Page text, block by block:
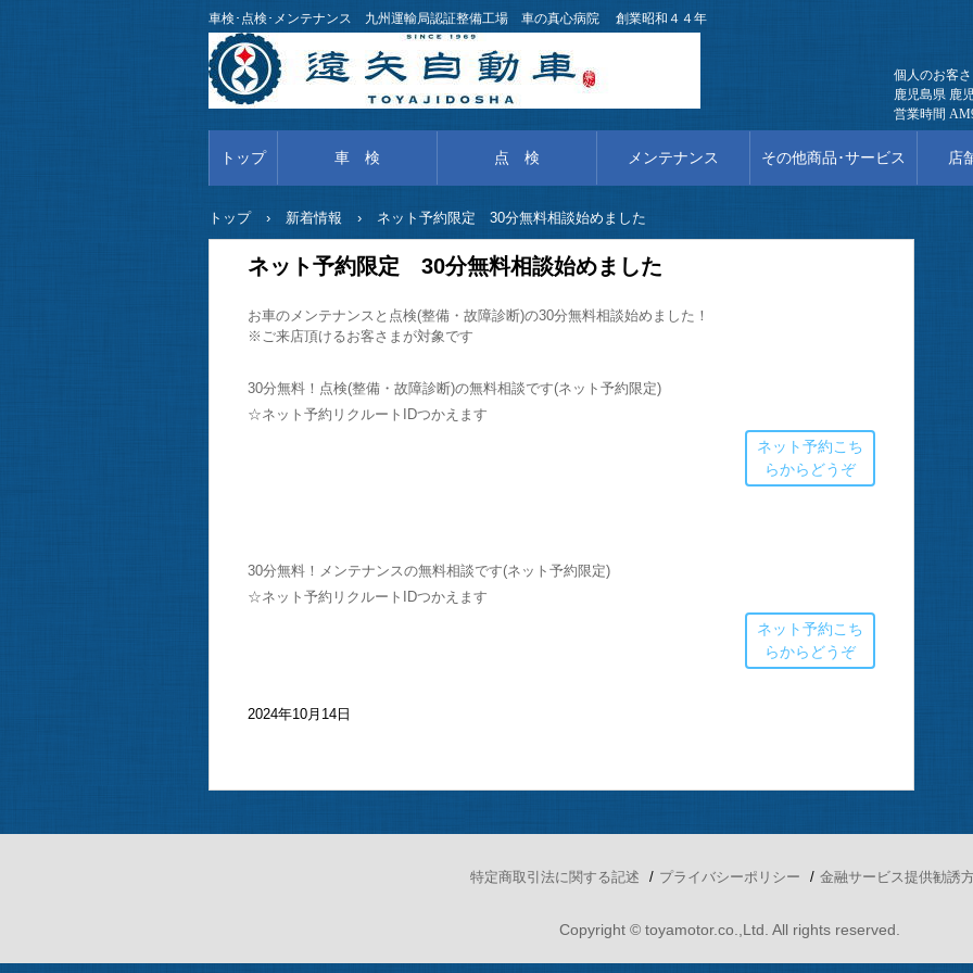
車検･点検･メンテナンス 九州運輸局認証整備工場 車の真心病院 創業昭和４４年
個人のお客
鹿児島県 鹿
営業時間
トップ 車 検 点 検 メンテナンス その他商品･サービス 店
トップ › 新着情報 › ネット予約限定 30分無料相談始めました
ネット予約限定 30分無料相談始めました
お車のメンテナンスと点検(整備・故障診断)の30分無料相談始めました！
※ご来店頂けるお客さまが対象です
30分無料！点検(整備・故障診断)の無料相談です(ネット予約限定)
☆ネット予約リクルートIDつかえます
ネット予約こち
らからどうぞ
30分無料！メンテナンスの無料相談です(ネット予約限定)
☆ネット予約リクルートIDつかえます
ネット予約こち
らからどうぞ
2024年10月14日
特定商取引法に関する記述 プライバシーポリシー 金融サービス提供勧誘
Copyright © toyamotor.co.,Ltd. All rights reserved.